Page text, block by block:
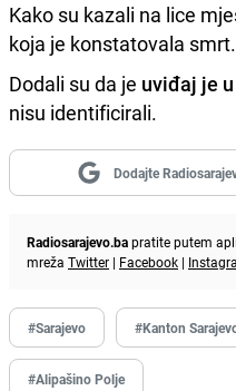
Kako su kazali na lice
koja je konstatovala smrt.
Dodali su da je uviđaj je
nisu identificirali.
Dodajte
Radiosarajevo.bapratite putem
mreža Twitter | Facebook |
#Sarajevo #Kanton
#Alipašino Polje